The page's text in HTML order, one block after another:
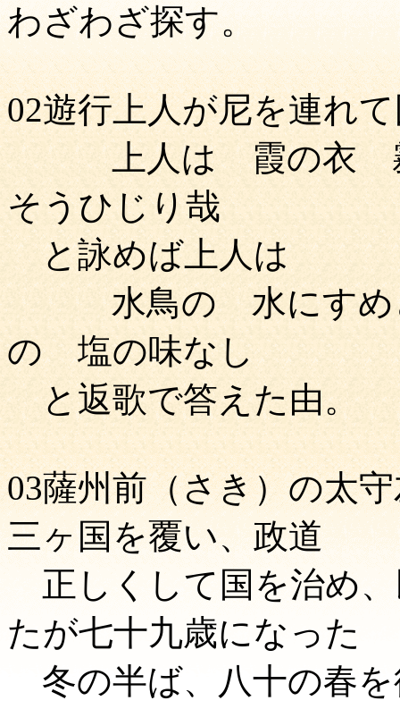
わざわざ探す。
02遊行上人が尼を連れ
上人は 霞の衣 霧
そうひじり哉
と詠めば上人は
水鳥の 水にすめ
の 塩の味なし
と返歌で答えた由。
03薩州前（さき）の太
三ヶ国を覆い、政道
正しくして国を治め
たが七十九歳になった
冬の半ば、八十の春